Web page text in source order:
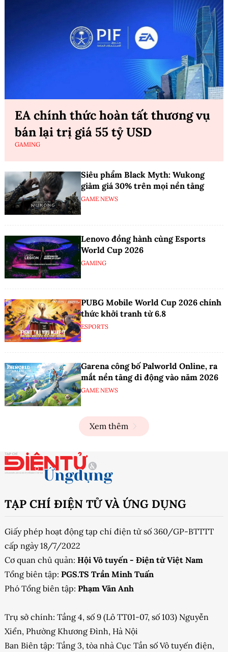
EA chính thức hoàn tất thương vụ
bán lại trị giá 55 tỷ USD
GAMING
Siêu phẩm Black Myth: Wukong
giảm giá 30% trên mọi nền tảng
GAME NEWS
Lenovo đồng hành cùng Esports
World Cup 2026
GAMING
PUBG Mobile World Cup 2026 chính
thức khởi tranh từ 6.8
ESPORTS
Garena công bố Palworld Online, ra
mắt nền tảng di động vào năm 2026
GAME NEWS
Xem thêm
TẠP CHÍ ĐIỆN TỬ VÀ ỨNG DỤNG
Giấy phép hoạt động tạp chí điện tử số 360/GP-BTTTT
cấp ngày 18/7/2022
Cơ quan chủ quản: Hội Vô tuyến - Điện tử Việt Nam
Tổng biên tập: PGS.TS Trần Minh Tuấn
Phó Tổng biên tập: Phạm Văn Anh
Trụ sở chính: Tầng 4, số 9 (Lô TT01-07, số 103) Nguyễn
Xiển, Phường Khương Đình, Hà Nội
Ban Biên tập: Tầng 3, tòa nhà Cục Tần số Vô tuyến điện,